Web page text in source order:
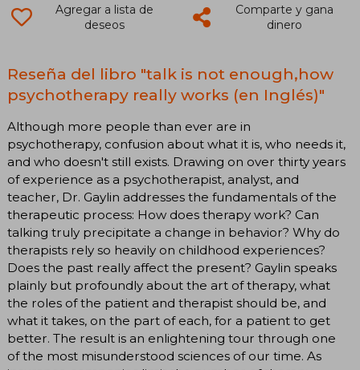
Agregar a lista de
deseos
Comparte y gana
dinero
Reseña del libro "talk is not enough,how
psychotherapy really works (en Inglés)"
Although more people than ever are in
psychotherapy, confusion about what it is, who needs it,
and who doesn't still exists. Drawing on over thirty years
of experience as a psychotherapist, analyst, and
teacher, Dr. Gaylin addresses the fundamentals of the
therapeutic process: How does therapy work? Can
talking truly precipitate a change in behavior? Why do
therapists rely so heavily on childhood experiences?
Does the past really affect the present? Gaylin speaks
plainly but profoundly about the art of therapy, what
the roles of the patient and therapist should be, and
what it takes, on the part of each, for a patient to get
better. The result is an enlightening tour through one
of the most misunderstood sciences of our time. As